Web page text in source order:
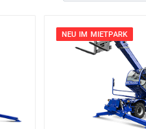
NEU IM MIETPARK